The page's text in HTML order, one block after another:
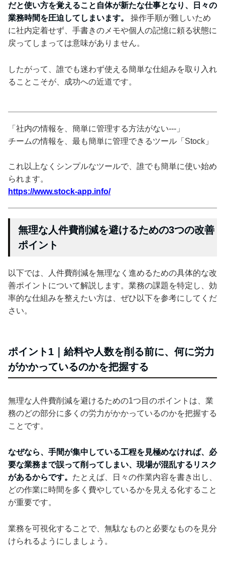
だと使い方を覚えること自体が新たな仕事となり、日々の
業務時間を圧迫してしまいます。
操作手順が難しいため
に社内定着せず、手書きのメモや個人の記憶に頼る状態に
戻ってしまっては意味がありません。
したがって、誰でも迷わず使える簡単な仕組みを取り入れ
ることこそが、成功への近道です。
「社内の情報を、簡単に管理する方法がない---」
チームの情報を、最も簡単に管理できるツール「Stock」
これ以上なくシンプルなツールで、誰でも簡単に使い始め
られます。
https://www.stock-app.info/
無理な人件費削減を避けるための3つの改善
ポイント
以下では、人件費削減を無理なく進めるための具体的な改
善ポイントについて解説します。業務の課題を特定し、効
率的な仕組みを整えたい方は、ぜひ以下を参考にしてくだ
さい。
ポイント1｜給料や人数を削る前に、何に労力
がかかっているのかを把握する
無理な人件費削減を避けるための1つ目のポイントは、業
務のどの部分に多くの労力がかかっているのかを把握する
ことです。
なぜなら、手間が集中している工程を見極めなければ、必
要な業務まで誤って削ってしまい、現場が混乱するリスク
があるからです。 たとえば、日々の作業内容を書き出し、
どの作業に時間を多く費やしているかを見える化すること
が重要です。
業務を可視化することで、無駄なものと必要なものを見分
けられるようにしましょう。